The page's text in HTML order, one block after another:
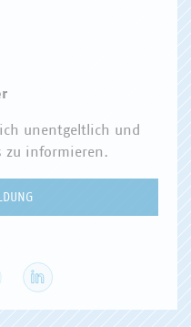
unentgeltlich und
zu informieren.